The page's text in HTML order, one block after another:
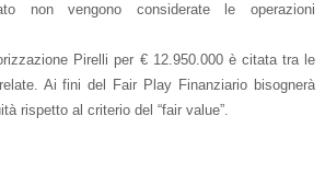
non vengono considerate le operazioni
Pirelli per € 12.950.000 è citata tra le
Ai fini del Fair Play Finanziario bisognerà
rispetto al criterio del “fair value”.